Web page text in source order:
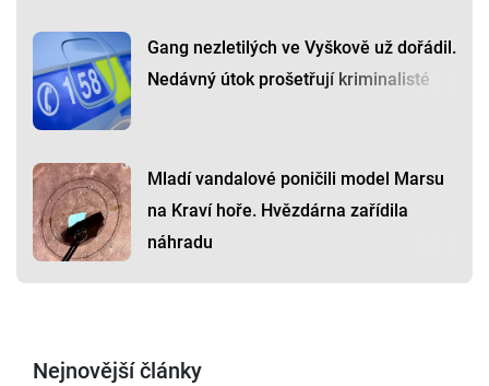
Gang nezletilých ve Vyškově už dořádil.
Nedávný útok prošetřují kriminalisté
Mladí vandalové poničili model Marsu
na Kraví hoře. Hvězdárna zařídila
náhradu
Nejnovější články